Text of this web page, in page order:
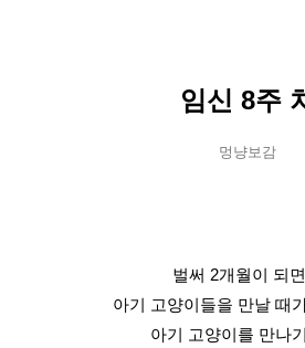
임신 8주
멍냥보감
벌써 2개월이 되
아기 고양이들을 만날 때
아기 고양이를 만나